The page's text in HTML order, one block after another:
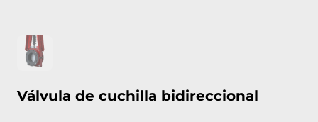
Válvula de cuchilla bidireccional